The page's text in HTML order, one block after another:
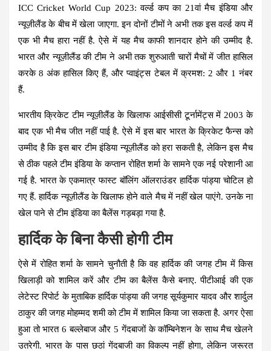
ICC Cricket World Cup 2023: वर्ल्ड कप का 21वां मैच इंडिया और
न्यूज़ीलैंड के बीच में खेला जाएगा. इन दोनों टीमों ने अभी तक इस वर्ल्ड कप में
एक भी मैच हारा नहीं है. ऐसे में यह मैच काफी शानदार होने की उम्मीद है.
भारत और न्यूज़ीलैंड की टीम ने अभी तक शुरुआती चारों मैचों में जीत हासिल
करके 8 अंक हासिल किए हैं, और प्वाइंट्स टेबल में क्रमश: 2 और 1 नंबर
हैं.
भारतीय क्रिकेट टीम न्यूज़ीलैंड के खिलाफ आईसीसी टूर्नामेंट्स में 2003 के
बाद एक भी मैच जीत नहीं पाई है. ऐसे में इस बार भारत के क्रिकेट फैन्स को
उम्मीद है कि इस बार टीम इंडिया न्यूज़ीलैंड को हरा सकती है, लेकिन इस मैच
से ठीक पहले टीम इंडिया के कप्तान रोहित शर्मा के सामने एक नई परेशानी आ
गई है. भारत के एकमात्र फास्ट बॉलिंग ऑलराउंडर हार्दिक पांड्या चोटिल हो
गए हैं. हार्दिक न्यूज़ीलैंड के खिलाफ होने वाले मैच में नहीं खेल पाएंगे. उनके ना
खेल पाने से टीम इंडिया का बैलेंस गड़बड़ा गया है.
हार्दिक के बिना कैसी होगी टीम
ऐसे में रोहित शर्मा के सामने चुनौती है कि वह हार्दिक की जगह टीम में किस
खिलाड़ी को शामिल करें और टीम का बैलेंस कैसे बनाए. पीटीआई की एक
लेटेस्ट रिपोर्ट के मुताबिक हार्दिक पांड्या की जगह सूर्यकुमार यादव और शार्दुल
ठाकुर की जगह मोहम्मद शमी को टीम में शामिल किया जा सकता है. अगर ऐसा
हुआ तो भारत 6 बल्लेबाज और 5 गेंदबाजों के कॉम्बिनेशन के साथ मैच खेलने
उतरेगी. भारत के पास छठां गेंदबाजी का विकल्प नहीं होगा, लेकिन जरूरत